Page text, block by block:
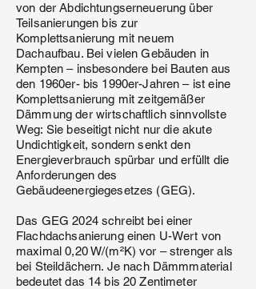
von der Abdichtungserneuerung über
Teilsanierungen bis zur
Komplettsanierung mit neuem
Dachaufbau. Bei vielen Gebäuden in
Kempten – insbesondere bei Bauten aus
den 1960er- bis 1990er-Jahren – ist eine
Komplettsanierung mit zeitgemäßer
Dämmung der wirtschaftlich sinnvollste
Weg: Sie beseitigt nicht nur die akute
Undichtigkeit, sondern senkt den
Energieverbrauch spürbar und erfüllt die
Anforderungen des
Gebäudeenergiegesetzes (GEG).
Das GEG 2024 schreibt bei einer
Flachdachsanierung einen U-Wert von
maximal 0,20 W/(m²K) vor – strenger als
bei Steildächern. Je nach Dämmmaterial
bedeutet das 14 bis 20 Zentimeter